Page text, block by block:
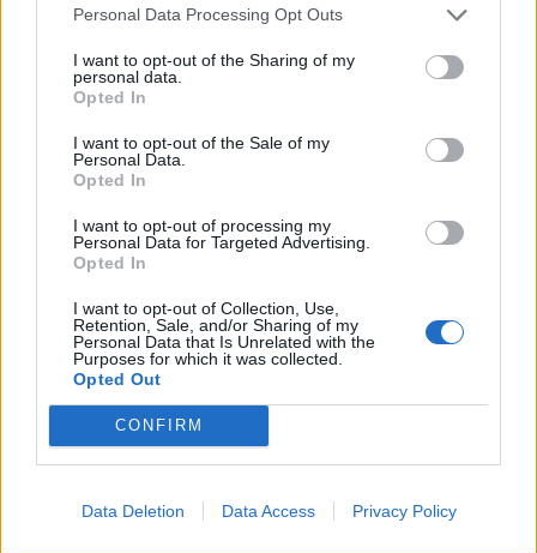
Personal Data Processing Opt Outs
I want to opt-out of the Sharing of my
personal data.
Opted In
I want to opt-out of the Sale of my
Personal Data.
Opted In
I want to opt-out of processing my
Personal Data for Targeted Advertising.
Opted In
I want to opt-out of Collection, Use,
Retention, Sale, and/or Sharing of my
Personal Data that Is Unrelated with the
Purposes for which it was collected.
Opted Out
CONFIRM
Data Deletion Data Access Privacy Policy
Di questi, ben 44 milioni di dollari sono svaniti solo negli
Un altro diffuso vettore di infezione è costituito dalle
vulnerabilità non risolte nei servizi esposti, di cui
Kaseya
noto esempio. Per questo aziende come Microsoft, Google e
Adobe danno molta importanza alla trasparenza e alla release di
patch software per le vulnerabilità al grande pubblico, che in
tutta probabilità hanno contribuito ad arginare gli oltre 79 nuovi
risolte sono un’ulteriore dimostrazione di come l’eccessiva
complessità danneggi le aziende invece di aiutarle, poiché tutte
queste falle costituiscono potenziali punti di attacco.
LE VIOLAZIONI DANNEGGIANO LE FINANZE E GLI
SLA